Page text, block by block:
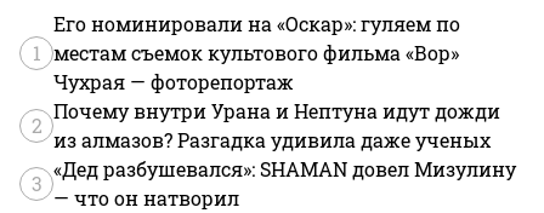
1
Его номинировали на «Оскар»: гуляем по
местам съемок культового фильма «Вор»
Чухрая — фоторепортаж
2
Почему внутри Урана и Нептуна идут дожди
из алмазов? Разгадка удивила даже ученых
3
«Дед разбушевался»: SHAMAN довел Мизулину
— что он натворил